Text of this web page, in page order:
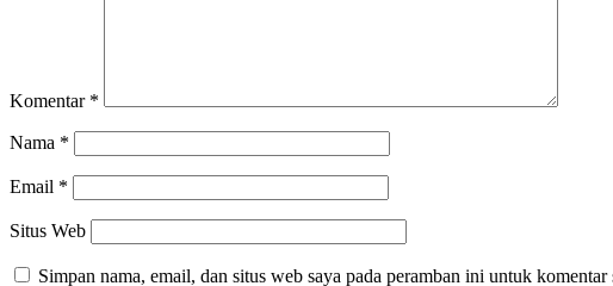
Komentar *
Nama *
Email *
Situs Web
Simpan nama, email, dan situs web saya pada peramban ini untuk komentar